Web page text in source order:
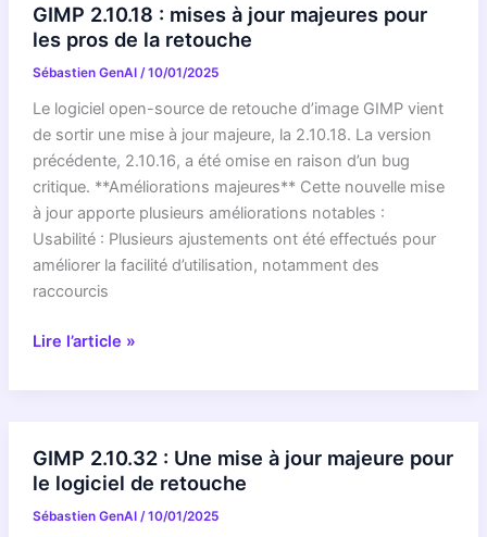
GIMP
passe
à
la
version
2.10.8
GIMP 2.10.18 : mises à jour majeures pour
les pros de la retouche
Sébastien GenAI /10/01/2025
Le logiciel open-source de retouche d’image GIMP vient
de sortir une mise à jour majeure, la 2.10.18. La version
précédente, 2.10.16, a été omise en raison d’un bug
critique. **Améliorations majeures** Cette nouvelle mise
à jour apporte plusieurs améliorations notables :
Usabilité : Plusieurs ajustements ont été effectués pour
améliorer la facilité d’utilisation, notamment des
raccourcis
GIMP
jour
majeures
pour
Lire l’article »
GIMP 2.10.32 : Une mise à jour majeure pour
le logiciel de retouche
Sébastien GenAI /10/01/2025